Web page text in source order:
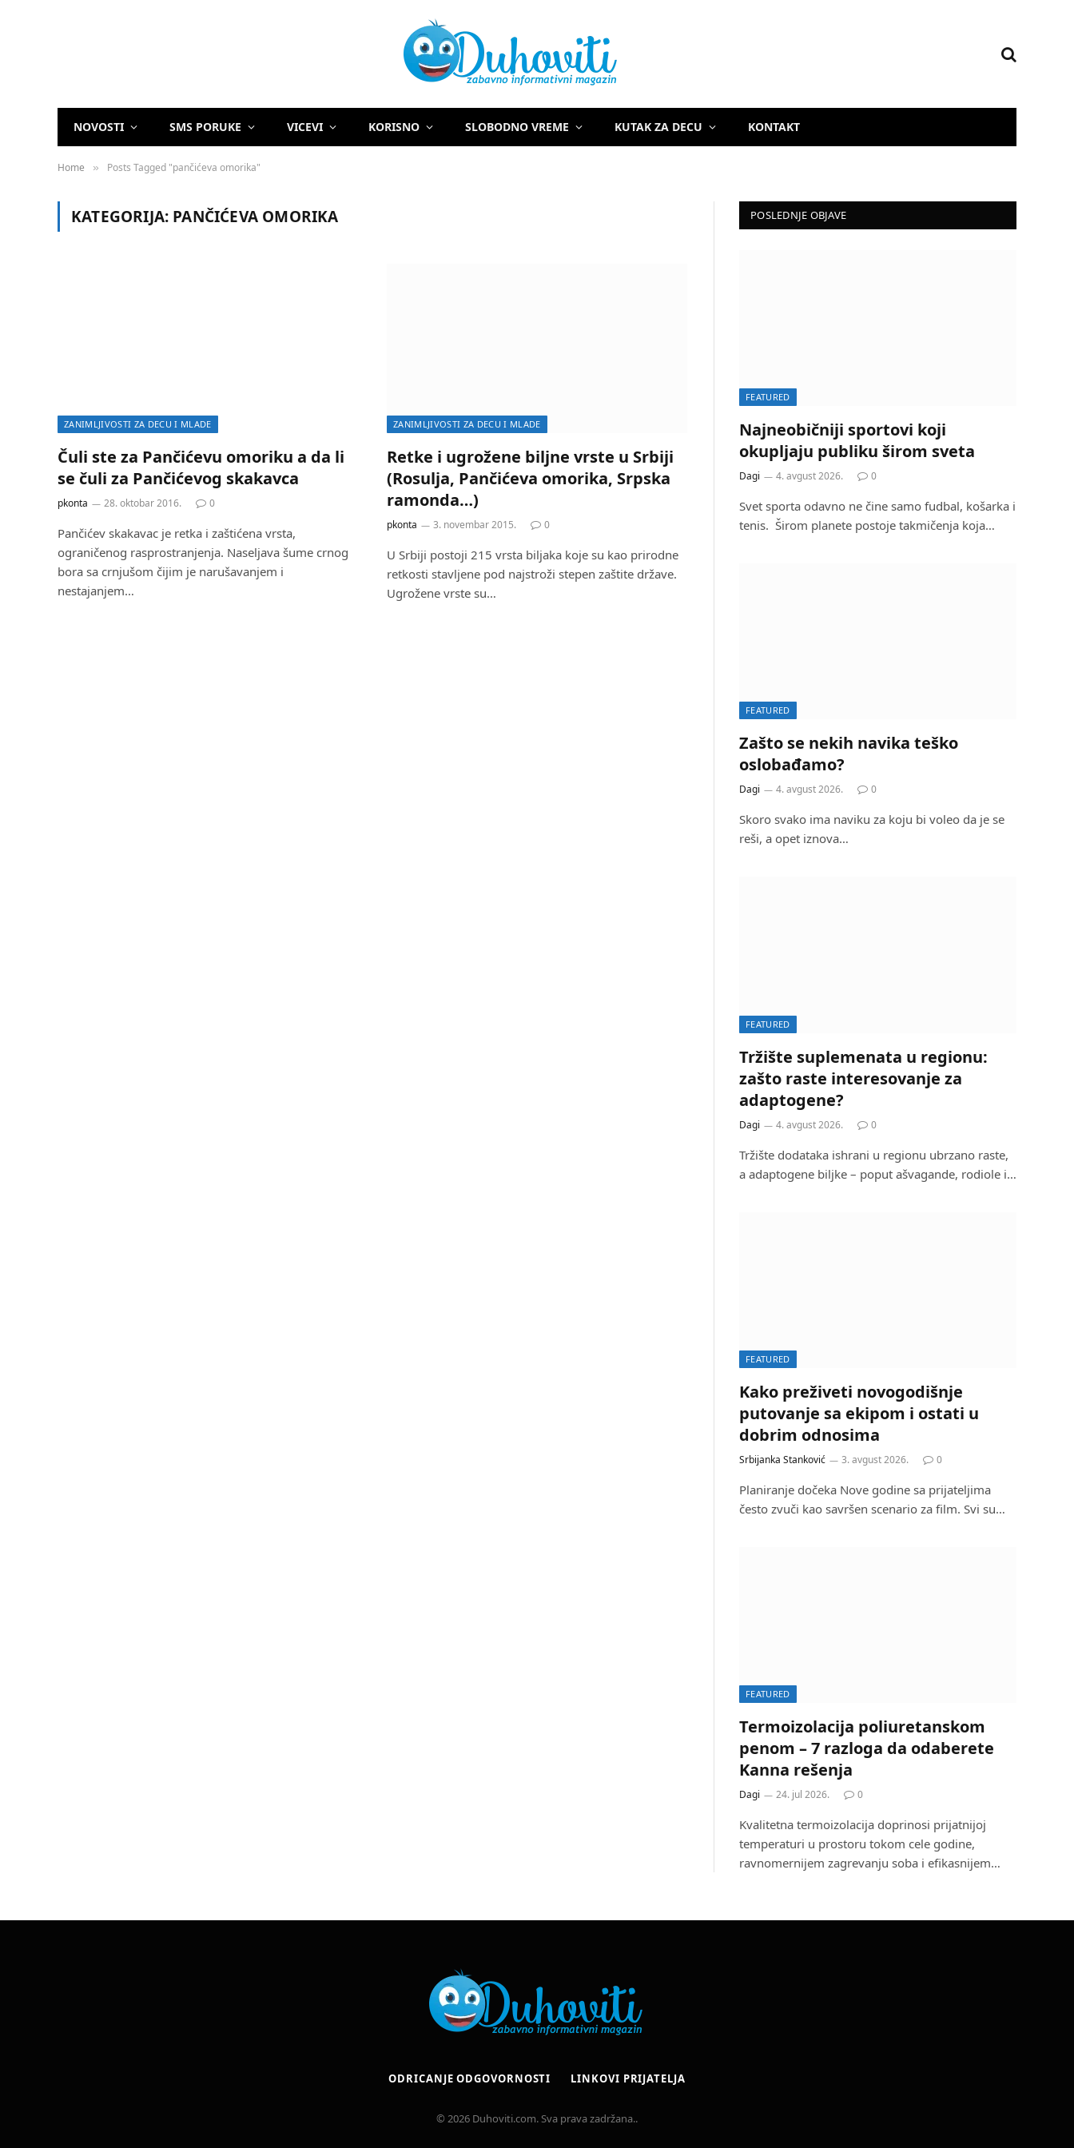
NOVOSTI SMS PORUKE VICEVI KORISNO SLOBODNO VREME KUTAK ZA DECU KONTAKT
Home » Posts Tagged "pančićeva omorika"
KATEGORIJA: PANČIĆEVA OMORIKA
ZANIMLJIVOSTI ZA DECU I MLADE
Čuli ste za Pančićevu omoriku a da li
se čuli za Pančićevog skakavca
pkonta 28. oktobar 2016. 0
Pančićev skakavac je retka i zaštićena vrsta,
ograničenog rasprostranjenja. Naseljava šume crnog
bora sa crnjušom čijim je narušavanjem i
nestajanjem…
ZANIMLJIVOSTI ZA DECU I MLADE
Retke i ugrožene biljne vrste u Srbiji
(Rosulja, Pančićeva omorika, Srpska
ramonda…)
pkonta 3. novembar 2015. 0
U Srbiji postoji 215 vrsta biljaka koje su kao prirodne
retkosti stavljene pod najstroži stepen zaštite države.
Ugrožene vrste su…
POSLEDNJE OBJAVE
FEATURED
Najneobičniji sportovi koji
okupljaju publiku širom sveta
Dagi 4. avgust 2026. 0
Svet sporta odavno ne čine samo fudbal, košarka i
tenis. Širom planete postoje takmičenja koja…
FEATURED
Zašto se nekih navika teško
oslobađamo?
Dagi 4. avgust 2026. 0
Skoro svako ima naviku za koju bi voleo da je se
reši, a opet iznova…
FEATURED
Tržište suplemenata u regionu:
zašto raste interesovanje za
adaptogene?
Dagi 4. avgust 2026. 0
Tržište dodataka ishrani u regionu ubrzano raste,
a adaptogene biljke – poput ašvagande, rodiole i…
FEATURED
Kako preživeti novogodišnje
putovanje sa ekipom i ostati u
dobrim odnosima
Srbijanka Stanković 3. avgust 2026. 0
Planiranje dočeka Nove godine sa prijateljima
često zvuči kao savršen scenario za film. Svi su…
FEATURED
Termoizolacija poliuretanskom
penom – 7 razloga da odaberete
Kanna rešenja
Dagi 24. jul 2026. 0
Kvalitetna termoizolacija doprinosi prijatnijoj
temperaturi u prostoru tokom cele godine,
ravnomernijem zagrevanju soba i efikasnijem…
ODRICANJE ODGOVORNOSTI LINKOVI PRIJATELJA
© 2026 Duhoviti.com. Sva prava zadržana..